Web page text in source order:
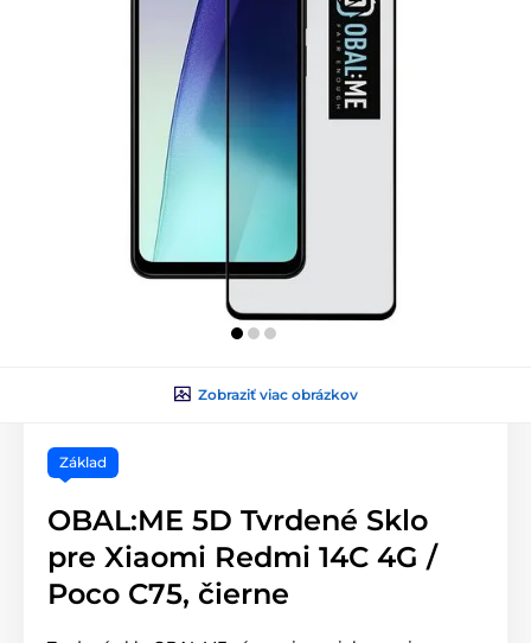
Zobraziť viac obrázkov
Základ
OBAL:ME 5D Tvrdené Sklo
pre Xiaomi Redmi 14C 4G /
Poco C75, čierne